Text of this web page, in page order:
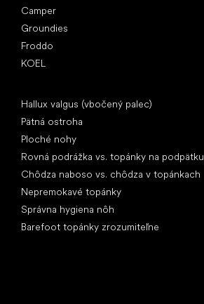
Camper
Groundies
Froddo
KOEL
Hallux valgus (vbočený palec)
Pätná ostroha
Ploché nohy
Rovná podrážka vs. topánky na podpätku
Chôdza naboso vs. chôdza v topánkach
Nepremokavé topánky
Správna hygiena nôh
Barefoot topánky zrozumiteľne